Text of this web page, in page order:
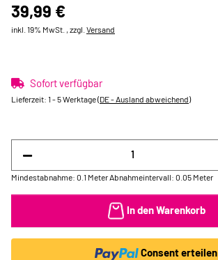
39,99 €
inkl. 19% MwSt. , zzgl. Versand
Sofort verfügbar
Lieferzeit: 1 - 5 Werktage(DE - Ausland abweichend)
Mindestabnahme: 0.1 Meter Abnahmeintervall: 0.05 Meter
In den Warenkorb
Consent erteilen